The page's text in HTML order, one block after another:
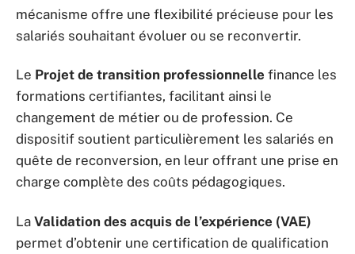
mécanisme offre une flexibilité précieuse pour les
salariés souhaitant évoluer ou se reconvertir.
Le Projet de transition professionnelle finance les
formations certifiantes, facilitant ainsi le
changement de métier ou de profession. Ce
dispositif soutient particulièrement les salariés en
quête de reconversion, en leur offrant une prise en
charge complète des coûts pédagogiques.
La Validation des acquis de l’expérience (VAE)
permet d’obtenir une certification de qualification